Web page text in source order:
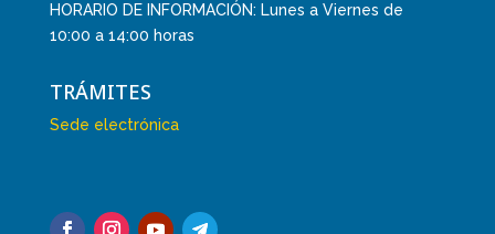
HORARIO DE INFORMACIÓN: Lunes a Viernes de
10:00 a 14:00 horas
TRÁMITES
Sede electrónica